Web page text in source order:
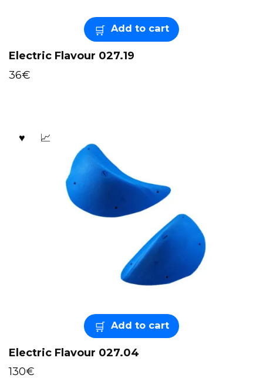
Add to cart
Electric Flavour 027.19
36€
Add to cart
Electric Flavour 027.04
130€